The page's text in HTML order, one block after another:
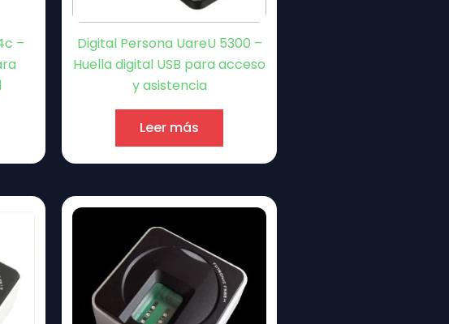
–
Digital Persona UareU 5300 –
Huella digital USB para acceso
y asistencia
Leer más